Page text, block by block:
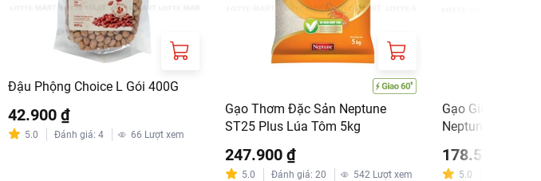
Đậu Phộng Choice L Gói 400G
42.900 ₫
5.0 Đánh giá: 4 66 Lượt xem
Gạo Thơm Đặc Sản Neptune
ST25 Plus Lúa Tôm 5kg
247.900 ₫
5.0 Đánh giá: 20 542 Lượt xem
Gạo Giống Nhật
Neptune 5kg (EA)
178.500 ₫
5.0